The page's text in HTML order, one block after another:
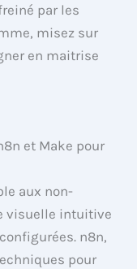
par les
misez sur
en maitrise
et Make pour
aux non-
visuelle intuitive
n8n,
pour